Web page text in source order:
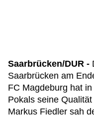
Saarbrücken/DUR -
Saarbrücken am
FC Magdeburg hat
Pokals seine
Markus Fiedler sah